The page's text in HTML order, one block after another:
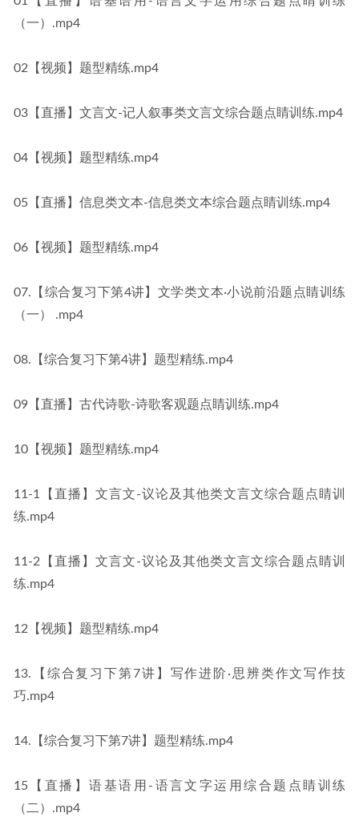
（一）.mp4
02【视频】题型精练.mp4
03【直播】文言文-记人叙事类文言文综合题点睛训练.mp4
04【视频】题型精练.mp4
05【直播】信息类文本-信息类文本综合题点睛训练.mp4
06【视频】题型精练.mp4
07.【综合复习下第4讲】文学类文本·小说前沿题点睛训练
（一） .mp4
08.【综合复习下第4讲】题型精练.mp4
09【直播】古代诗歌-诗歌客观题点睛训练.mp4
10【视频】题型精练.mp4
11-1【直播】文言文-议论及其他类文言文综合题点睛训
练.mp4
11-2【直播】文言文-议论及其他类文言文综合题点睛训
练.mp4
12【视频】题型精练.mp4
13.【综合复习下第7讲】写作进阶·思辨类作文写作技
巧.mp4
14.【综合复习下第7讲】题型精练.mp4
15【直播】语基语用-语言文字运用综合题点睛训练
（二）.mp4